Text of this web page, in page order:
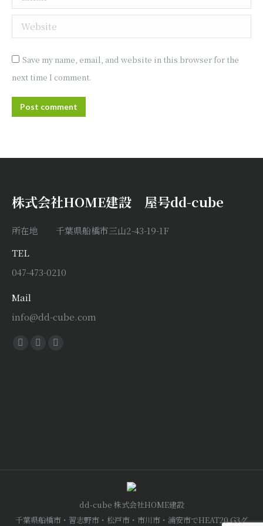
Website
Save my name, email, and website in this browser for the
next time I comment.
Post comment
株式会社HOME建設 屋号dd-cube
所在地 千葉県船橋市三山2-43-19-1F
TEL
047-473-0210
Mail
info@dd-cube.com
Find us on:
Facebook
X
Instagram
dd-cube 株式会社HOME建設
千葉県船橋市・習志野市・松戸市・市川市・浦安市でHEAT20 G3グ